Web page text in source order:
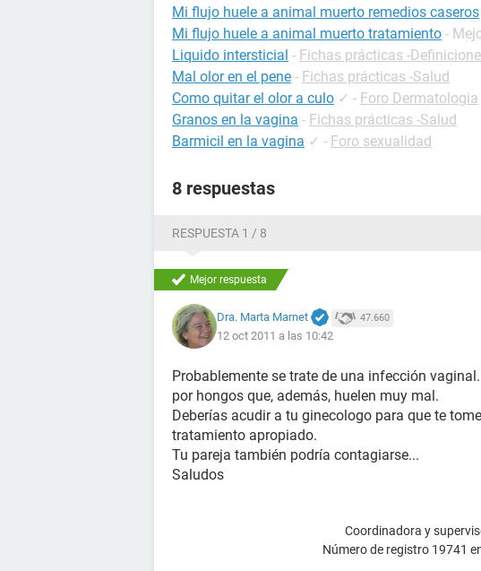
Mi flujo huele a animal muerto remedios caseros
Mi flujo huele a animal muerto tratamiento -
Liquido intersticial - Fichas prácticas -
Mal olor en el pene - Fichas prácticas -Salud
Como quitar el olor a culo ✓ - Foro Dermatologia
Granos en la vagina - Fichas prácticas -Salud
Barmicil en la vagina ✓ - Foro sexualidad
8 respuestas
RESPUESTA 1 / 8
Mejor respuesta
Dra. Marta Marnet 47.660
12 oct 2011 a las 10:42
Probablemente se trate de una infección
por hongos que, además, huelen muy mal.
Deberías acudir a tu ginecologo para que te
tratamiento apropiado.
Tu pareja también podría contagiarse...
Saludos
Coordinadora y
Número de registro 19741